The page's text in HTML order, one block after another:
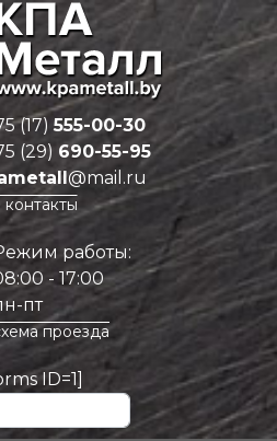
(17)555-00-30
(29) 690-55-95
@mail.ru
контакты
работы:
- 17:00
пт
проезда
ID=1]